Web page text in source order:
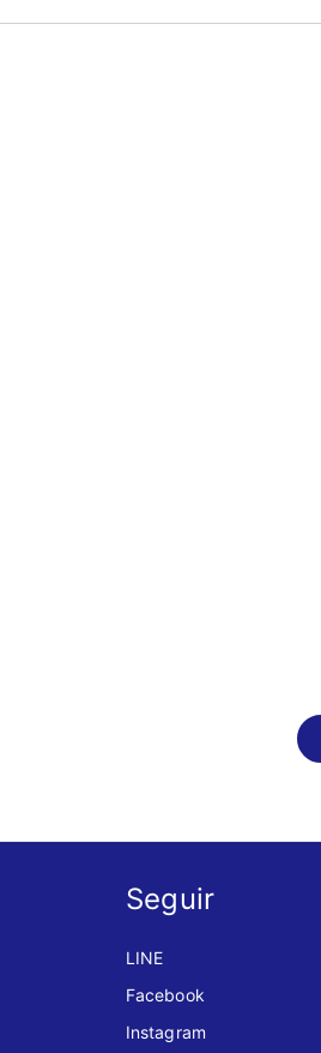
Seguir
LINE
Facebook
Instagram